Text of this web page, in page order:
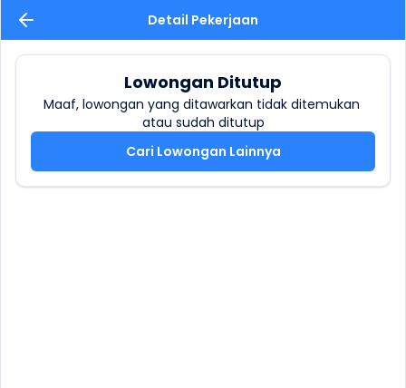
Detail Pekerjaan
Lowongan Ditutup
Maaf, lowongan yang ditawarkan tidak ditemukan
atau sudah ditutup
Cari Lowongan Lainnya